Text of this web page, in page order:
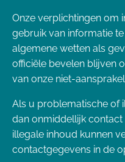
Onze verplichtingen om
gebruik van informatie
algemene wetten als
officiële bevelen blijven
van onze niet-
Als u problematische of
dan onmiddellijk
illegale inhoud kunnen
contactgegevens in de